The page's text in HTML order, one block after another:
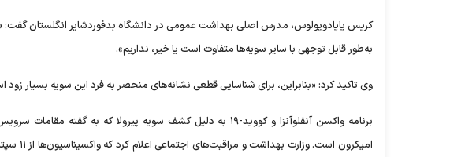
کریس پاپادوپولوس، مدرس اصلی بهداشت عمومی در دانشگاه بدفوردشایر انگلستان گفت:
به‌طور قابل توجهی با سایر سویه‌ها متفاوت است یا خیر، نداریم».
وی تاکید کرد: «بنابراین، برای شناسایی قطعی نشانه‌های منحصر به فرد این سویه بسیار زود